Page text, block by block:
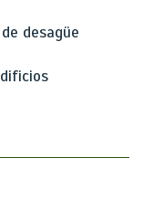
desagüe